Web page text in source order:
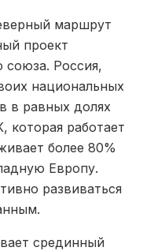
маршрут
проект
союза. Россия,
национальных
в равных долях
которая работает
более 80%
Европу.
развиваться
срединный